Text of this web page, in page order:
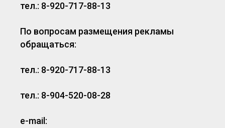
тел.: 8-920-717-88-13
По вопросам размещения рекламы
обращаться:
тел.: 8-920-717-88-13
тел.: 8-904-520-08-28
e-mail: